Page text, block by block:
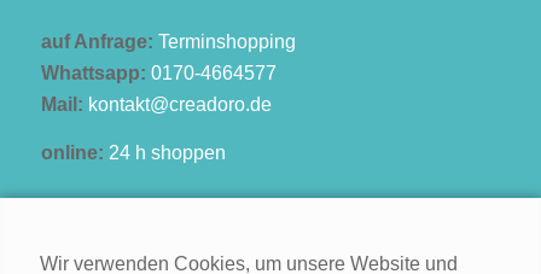
auf Anfrage: Terminshopping
Whattsapp: 0170-4664577
Mail: kontakt@creadoro.de
online: 24 h shoppen
Wir verwenden Cookies, um unsere Website und